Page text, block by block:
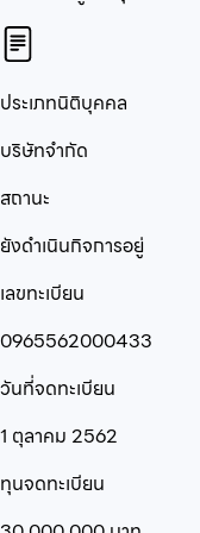
ประเภทนิติบุคคล
บริษัทจำกัด
สถานะ
ยังดำเนินกิจการอยู่
เลขทะเบียน
0965562000433
วันที่จดทะเบียน
1 ตุลาคม 2562
ทุนจดทะเบียน